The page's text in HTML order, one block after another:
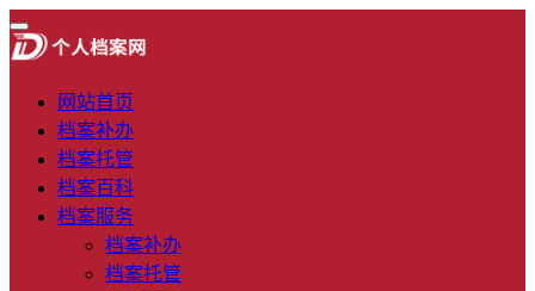
网站首页
档案补办
档案托管
档案百科
档案服务
档案补办
档案托管